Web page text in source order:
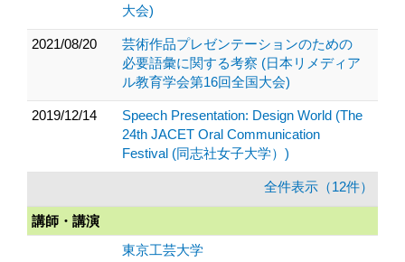
大会)
2021/08/20
芸術作品プレゼンテーションのための
必要語彙に関する考察 (日本リメディア
ル教育学会第16回全国大会)
2019/12/14
Speech Presentation: Design World (The
24th JACET Oral Communication
Festival (同志社女子大学）)
全件表示（12件）
講師・講演
東京工芸大学